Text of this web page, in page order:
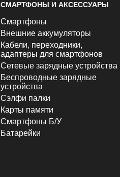
СМАРТФОНЫ И АКСЕССУАРЫ
Смартфоны
Внешние аккумуляторы
Кабели, переходники,
адаптеры для смартфонов
Сетевые зарядные устройства
Беспроводные зарядные
устройства
Сэлфи палки
Карты памяти
Смартфоны Б/У
Батарейки